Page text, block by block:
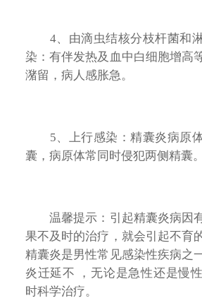
4、由滴虫结核分枝杆菌和淋
染：有伴发热及血中白细胞增高
潴留，病人感胀急。
5、上行感染：精囊炎病原体
囊，病原体常同时侵犯两侧精囊。
温馨提示：引起精囊炎病因
果不及时的治疗，就会引起不育
精囊炎是男性常见感染性疾病之
炎迁延不 ，无论是急性还是慢
时科学治疗。